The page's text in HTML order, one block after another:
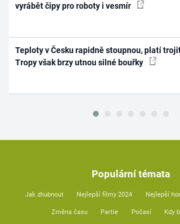
vyrábět čipy pro roboty i vesmír
Teploty v Česku rapidně stoupnou, platí
Tropy však brzy utnou silné bouřky
Populární témata
Jak zhubnout Nejlepší filmy 2024 Nejlepší
Změna času Partie Počasí Kdy